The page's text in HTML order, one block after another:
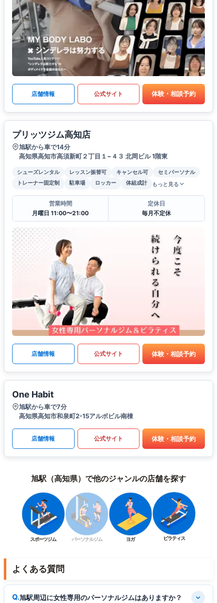
店舗情報 公式サイト 体験・相談予約
プリッツジム高知店
旭駅から車で14分
高知県高知市高須新町２丁目１−４３ 北岡ビル 1階東
シューズレンタル レッスン振替可 キャンセル可
セミパーソナル
トレーナー固定制
駐車場 ロッカー 体組成計 もっと見る
営業時間
月曜日 11:00〜21:00
定休日
毎月不定休
店舗情報 公式サイト 体験・相談予約
One Habit
旭駅から車で7分
高知県高知市和泉町2-15アルボビル南棟
店舗情報 公式サイト 体験・相談予約
旭駅（高知県）で他のジャンルの店舗を探す
スポーツジム パーソナルジム ヨガ ピラティス
よくある質問
旭駅周辺に女性専用のパーソナルジムはありますか？